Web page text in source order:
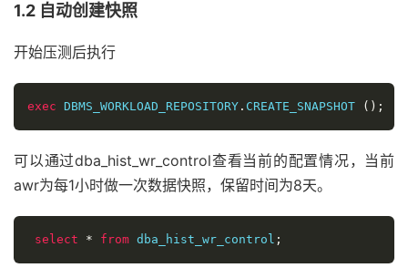
1.2 自动创建快照
开始压测后执行
exec DBMS_WORKLOAD_REPOSITORY . CREATE_SNAPSHOT ();
可以通过dba_hist_wr_control查看当前的配置情况，当前
awr为每1小时做一次数据快照，保留时间为8天。
select * from dba_hist_wr_control ;